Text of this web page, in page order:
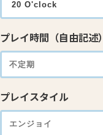
プレイ時間（自由記述）
プレイスタイル